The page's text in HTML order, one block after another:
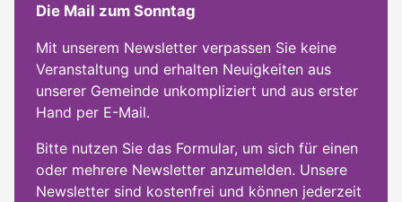
Die Mail zum Sonntag
Mit unserem Newsletter verpassen Sie keine
Veranstaltung und erhalten Neuigkeiten aus
unserer Gemeinde unkompliziert und aus erster
Hand per E-Mail.
Bitte nutzen Sie das Formular, um sich für einen
oder mehrere Newsletter anzumelden. Unsere
Newsletter sind kostenfrei und können jederzeit